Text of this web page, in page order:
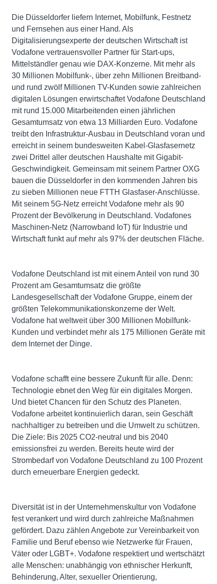
Die Düsseldorfer liefern Internet, Mobilfunk, Festnetz
und Fernsehen aus einer Hand. Als
Digitalisierungsexperte der deutschen Wirtschaft ist
Vodafone vertrauensvoller Partner für Start-ups,
Mittelständler genau wie DAX-Konzerne. Mit mehr als
30 Millionen Mobilfunk-, über zehn Millionen Breitband-
und rund zwölf Millionen TV-Kunden sowie zahlreichen
digitalen Lösungen erwirtschaftet Vodafone Deutschland
mit rund 15.000 Mitarbeitenden einen jährlichen
Gesamtumsatz von etwa 13 Milliarden Euro. Vodafone
treibt den Infrastruktur-Ausbau in Deutschland voran und
erreicht in seinem bundesweiten Kabel-Glasfasernetz
zwei Drittel aller deutschen Haushalte mit Gigabit-
Geschwindigkeit. Gemeinsam mit seinem Partner OXG
bauen die Düsseldorfer in den kommenden Jahren bis
zu sieben Millionen neue FTTH Glasfaser-Anschlüsse.
Mit seinem 5G-Netz erreicht Vodafone mehr als 90
Prozent der Bevölkerung in Deutschland. Vodafones
Maschinen-Netz (Narrowband IoT) für Industrie und
Wirtschaft funkt auf mehr als 97% der deutschen Fläche.
Vodafone Deutschland ist mit einem Anteil von rund 30
Prozent am Gesamtumsatz die größte
Landesgesellschaft der Vodafone Gruppe, einem der
größten Telekommunikationskonzerne der Welt.
Vodafone hat weltweit über 300 Millionen Mobilfunk-
Kunden und verbindet mehr als 175 Millionen Geräte mit
dem Internet der Dinge.
Vodafone schafft eine bessere Zukunft für alle. Denn:
Technologie ebnet den Weg für ein digitales Morgen.
Und bietet Chancen für den Schutz des Planeten.
Vodafone arbeitet kontinuierlich daran, sein Geschäft
nachhaltiger zu betreiben und die Umwelt zu schützen.
Die Ziele: Bis 2025 CO2-neutral und bis 2040
emissionsfrei zu werden. Bereits heute wird der
Strombedarf von Vodafone Deutschland zu 100 Prozent
durch erneuerbare Energien gedeckt.
Diversität ist in der Unternehmenskultur von Vodafone
fest verankert und wird durch zahlreiche Maßnahmen
gefördert. Dazu zählen Angebote zur Vereinbarkeit von
Familie und Beruf ebenso wie Netzwerke für Frauen,
Väter oder LGBT+. Vodafone respektiert und wertschätzt
alle Menschen: unabhängig von ethnischer Herkunft,
Behinderung, Alter, sexueller Orientierung,